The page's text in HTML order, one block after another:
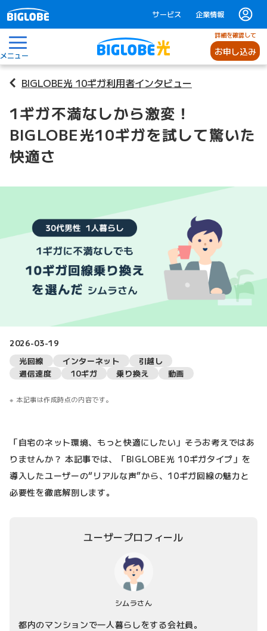
サービス 企業情報
メニュー
詳細を確認して
お申し込み
BIGLOBE光 10ギガ利用者インタビュー
1ギガ不満なしから激変！
BIGLOBE光10ギガを試して驚いた
快適さ
2026-03-19
光回線
インターネット
引越し
通信速度
10ギガ 乗り換え 動画
本記事は作成時点の内容です。
「自宅のネット環境、もっと快適にしたい」そうお考えではあ
りませんか？ 本記事では、「BIGLOBE光 10ギガタイプ」を
導入したユーザーの“リアルな声”から、10ギガ回線の魅力と
必要性を徹底解剖します。
ユーザープロフィール
シムラさん
都内のマンションで一人暮らしをする会社員。